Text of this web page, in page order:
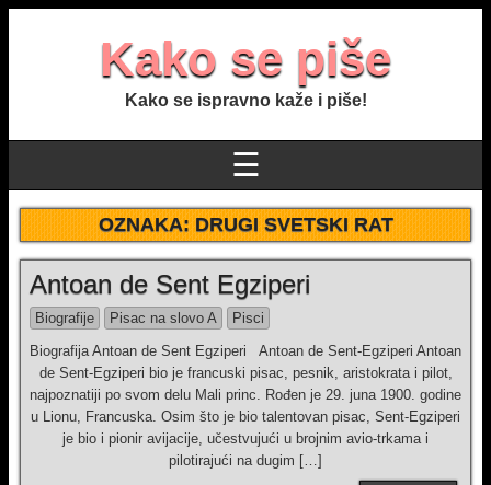
Kako se piše
Kako se ispravno kaže i piše!
☰
OZNAKA:DRUGI SVETSKI RAT
Antoan de Sent Egziperi
Biografije Pisac na slovo A
Pisci
Biografija Antoan de Sent Egziperi Antoan de Sent-Egziperi Antoan
de Sent-Egziperi bio je francuski pisac, pesnik, aristokrata i pilot,
najpoznatiji po svom delu Mali princ. Rođen je 29. juna 1900. godine
u Lionu, Francuska. Osim što je bio talentovan pisac, Sent-Egziperi
je bio i pionir avijacije, učestvujući u brojnim avio-trkama i
pilotirajući na dugim […]